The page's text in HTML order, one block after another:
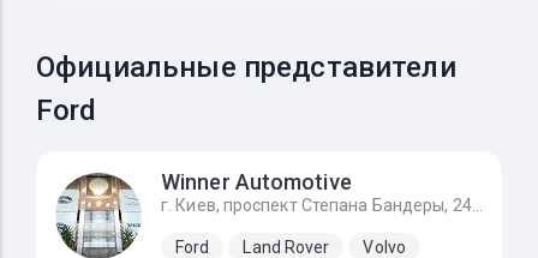
Официальные представители
Ford
Winner Automotive
г. Киев, проспект Степана Бандеры, 24Д
Ford Land Rover Volvo